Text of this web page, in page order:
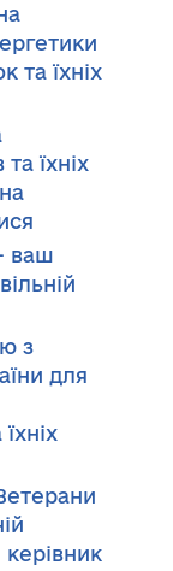
та їхніх
їхніх
ваш
з
для